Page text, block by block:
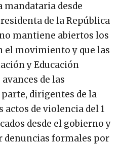
mandataria desde
de la República
mantiene abiertos los
el movimiento y que las
y Educación
de las
dirigentes de la
actos de violencia del 1
desde el gobierno y
denuncias formales por